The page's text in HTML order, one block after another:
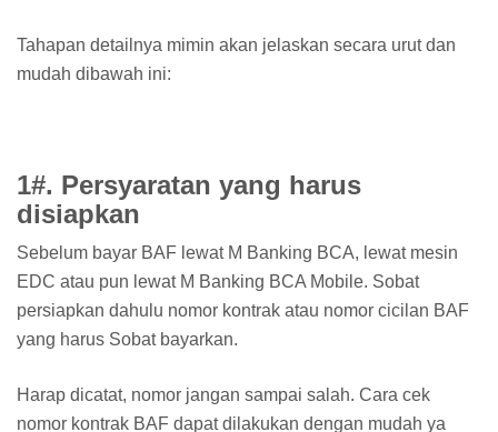
Tahapan detailnya mimin akan jelaskan secara urut dan
mudah dibawah ini:
1#. Persyaratan yang harus
disiapkan
Sebelum bayar BAF lewat M Banking BCA, lewat mesin
EDC atau pun lewat M Banking BCA Mobile. Sobat
persiapkan dahulu nomor kontrak atau nomor cicilan BAF
yang harus Sobat bayarkan.
Harap dicatat, nomor jangan sampai salah. Cara cek
nomor kontrak BAF dapat dilakukan dengan mudah ya